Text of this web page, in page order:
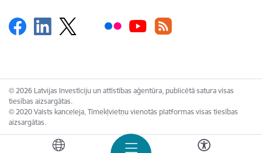
© 2026 Latvijas Investīciju un attīstības aģentūra, publicētā satura visas
tiesības aizsargātas.
© 2020 Valsts kanceleja, Tīmekļvietņu vienotās platformas visas tiesības
aizsargātas.